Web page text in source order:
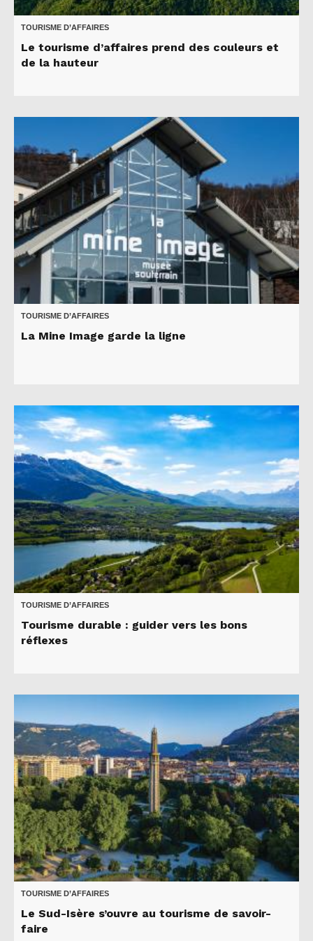
TOURISME D’AFFAIRES
Le tourisme d’affaires prend des couleurs et
de la hauteur
TOURISME D’AFFAIRES
La Mine Image garde la ligne
TOURISME D’AFFAIRES
Tourisme durable : guider vers les bons
réflexes
TOURISME D’AFFAIRES
Le Sud-Isère s’ouvre au tourisme de savoir-
faire